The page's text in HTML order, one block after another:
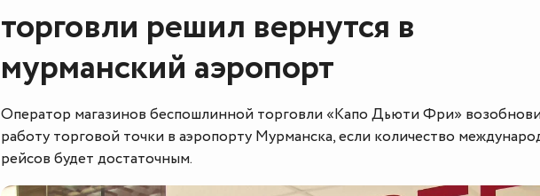
торговли решил вернутся в
мурманский аэропорт
Оператор магазинов беспошлинной торговли «Капо Дьюти Фри»
работу торговой точки в аэропорту Мурманска, если количество
рейсов будет достаточным.